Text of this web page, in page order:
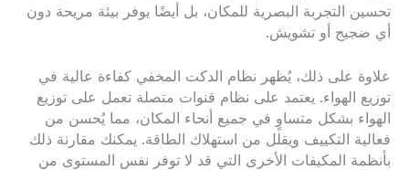
تحسين التجربة البصرية للمكان، بل أيضًا يوفر بيئة مريحة دون
أي ضجيج أو تشويش.
علاوة على ذلك، يُظهر نظام الدكت المخفي كفاءة عالية في
توزيع الهواء. يعتمد على نظام قنوات متصلة تعمل على توزيع
الهواء بشكل متساوٍ في جميع أنحاء المكان، مما يُحسن من
فعالية التكييف ويقلل من استهلاك الطاقة. يمكنك مقارنة ذلك
بأنظمة المكيفات الأخرى التي قد لا توفر نفس المستوى من